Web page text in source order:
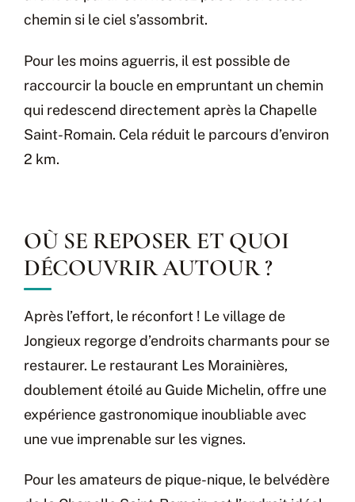
chemin si le ciel s’assombrit.
Pour les moins aguerris, il est possible de
raccourcir la boucle en empruntant un chemin
qui redescend directement après la Chapelle
Saint-Romain. Cela réduit le parcours d’environ
2 km.
OÙ SE REPOSER ET QUOI
DÉCOUVRIR AUTOUR ?
Après l’effort, le réconfort ! Le village de
Jongieux regorge d’endroits charmants pour se
restaurer. Le restaurant Les Morainières,
doublement étoilé au Guide Michelin, offre une
expérience gastronomique inoubliable avec
une vue imprenable sur les vignes.
Pour les amateurs de pique-nique, le belvédère